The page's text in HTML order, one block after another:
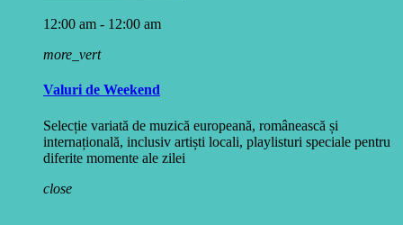
12:00 am - 12:00 am
more_vert
Valuri de Weekend
Selecție variată de muzică europeană, românească și
internațională, inclusiv artiști locali, playlisturi speciale pentru
diferite momente ale zilei
close